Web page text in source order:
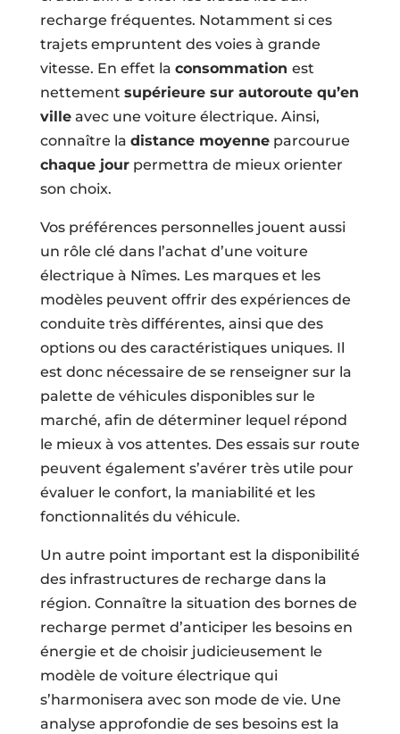
recharge fréquentes. Notamment si ces
trajets empruntent des voies à grande
vitesse. En effet la consommation est
nettement supérieure sur autoroute qu’en
villeavec une voiture électrique. Ainsi,
connaître la distance moyenneparcourue
chaque jourpermettra de mieux orienter
son choix.
Vos préférences personnelles jouent aussi
un rôle clé dans l’achat d’une voiture
électrique à Nîmes. Les marques et les
modèles peuvent offrir des expériences de
conduite très différentes, ainsi que des
options ou des caractéristiques uniques. Il
est donc nécessaire de se renseigner sur la
palette de véhicules disponibles sur le
marché, afin de déterminer lequel répond
le mieux à vos attentes. Des essais sur route
peuvent également s’avérer très utile pour
évaluer le confort, la maniabilité et les
fonctionnalités du véhicule.
Un autre point important est la disponibilité
des infrastructures de recharge dans la
région. Connaître la situation des bornes de
recharge permet d’anticiper les besoins en
énergie et de choisir judicieusement le
modèle de voiture électrique qui
s’harmonisera avec son mode de vie. Une
analyse approfondie de ses besoins est la